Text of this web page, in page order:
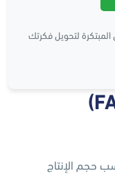
لتحويل فكرتك
ألف ريال حسب حجم الإنتاج